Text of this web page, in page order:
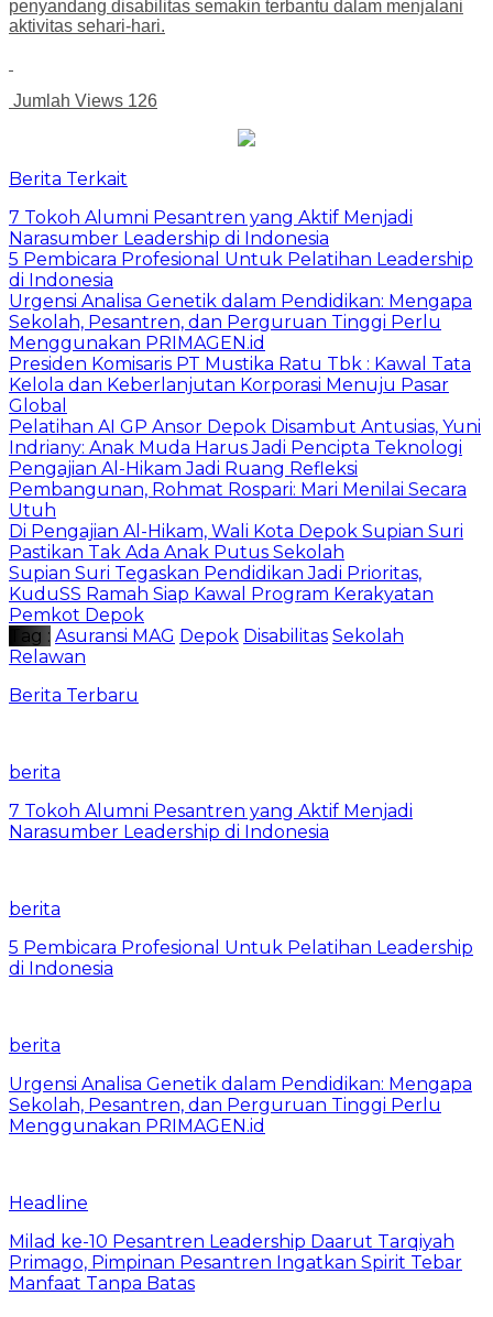
penyandang disabilitas semakin terbantu dalam menjalani
aktivitas sehari-hari.
Jumlah Views 126
Berita Terkait
7 Tokoh Alumni Pesantren yang Aktif Menjadi
Narasumber Leadership di Indonesia
5 Pembicara Profesional Untuk Pelatihan Leadership
di Indonesia
Urgensi Analisa Genetik dalam Pendidikan: Mengapa
Sekolah, Pesantren, dan Perguruan Tinggi Perlu
Menggunakan PRIMAGEN.id
Presiden Komisaris PT Mustika Ratu Tbk : Kawal Tata
Kelola dan Keberlanjutan Korporasi Menuju Pasar
Global
Pelatihan AI GP Ansor Depok Disambut Antusias, Yuni
Indriany: Anak Muda Harus Jadi Pencipta Teknologi
Pengajian Al-Hikam Jadi Ruang Refleksi
Pembangunan, Rohmat Rospari: Mari Menilai Secara
Utuh
Di Pengajian Al-Hikam, Wali Kota Depok Supian Suri
Pastikan Tak Ada Anak Putus Sekolah
Supian Suri Tegaskan Pendidikan Jadi Prioritas,
KuduSS Ramah Siap Kawal Program Kerakyatan
Pemkot Depok
Tag : Asuransi MAG Depok Disabilitas Sekolah
Relawan
Berita Terbaru
berita
7 Tokoh Alumni Pesantren yang Aktif Menjadi
Narasumber Leadership di Indonesia
berita
5 Pembicara Profesional Untuk Pelatihan Leadership
di Indonesia
berita
Urgensi Analisa Genetik dalam Pendidikan: Mengapa
Sekolah, Pesantren, dan Perguruan Tinggi Perlu
Menggunakan PRIMAGEN.id
Headline
Milad ke-10 Pesantren Leadership Daarut Tarqiyah
Primago, Pimpinan Pesantren Ingatkan Spirit Tebar
Manfaat Tanpa Batas